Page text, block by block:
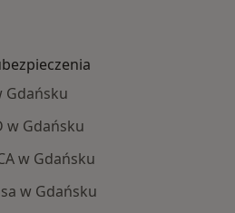
Gdańsku
w Gdańsku
w Gdańsku
w Gdańsku